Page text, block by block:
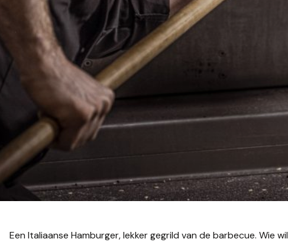
Een Italiaanse Hamburger, lekker gegrild van de barbecue. Wie